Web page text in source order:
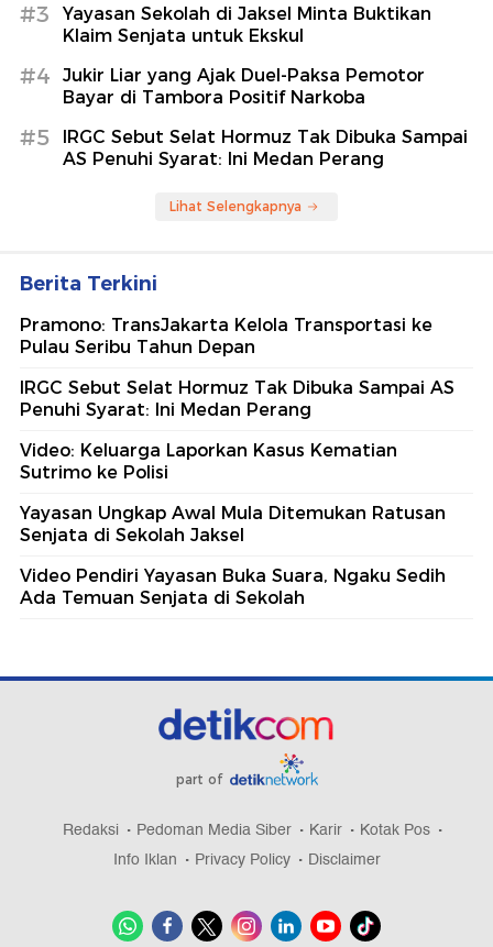
#3
Yayasan Sekolah di Jaksel Minta Buktikan
Klaim Senjata untuk Ekskul
#4
Jukir Liar yang Ajak Duel-Paksa Pemotor
Bayar di Tambora Positif Narkoba
#5
IRGC Sebut Selat Hormuz Tak Dibuka Sampai
AS Penuhi Syarat: Ini Medan Perang
Lihat Selengkapnya
Berita Terkini
Pramono: TransJakarta Kelola Transportasi ke
Pulau Seribu Tahun Depan
IRGC Sebut Selat Hormuz Tak Dibuka Sampai AS
Penuhi Syarat: Ini Medan Perang
Video: Keluarga Laporkan Kasus Kematian
Sutrimo ke Polisi
Yayasan Ungkap Awal Mula Ditemukan Ratusan
Senjata di Sekolah Jaksel
Video Pendiri Yayasan Buka Suara, Ngaku Sedih
Ada Temuan Senjata di Sekolah
part of
Redaksi Pedoman Media Siber Karir
Kotak Pos
Info Iklan
Privacy Policy Disclaimer